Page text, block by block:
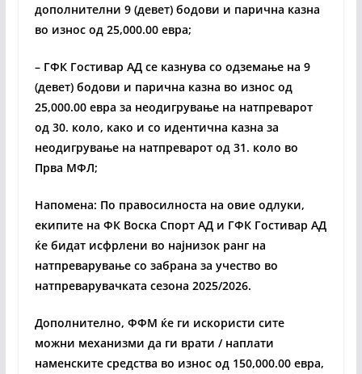
дополнителни 9 (девет) бодови и парична казна
во износ од 25,000.00 евра;
– ГФК Гостивар АД се казнува со одземање на 9
(девет) бодови и парична казна во износ од
25,000.00 евра за неодигрување на натпреварот
од 30. коло, како и со идентична казна за
неодигрување на натпреварот од 31. коло во
Прва МФЛ;
Напомена: По правосилноста на овие одлуки,
екипите на ФК Воска Спорт АД и ГФК Гостивар АД
ќе бидат исфрлени во најнизок ранг на
натпреварување со забрана за учество во
натпреварувачката сезона 2025/2026.
Дополнително, ФФМ ќе ги искористи сите
можни механизми да ги врати / наплати
наменските средства во износ од 150,000.00 евра,